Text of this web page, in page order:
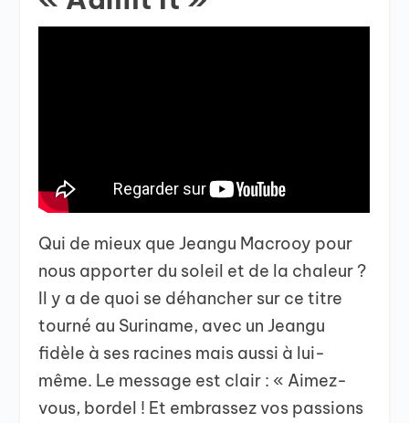
Qui de mieux que Jeangu Macrooy pour
nous apporter du soleil et de la chaleur ?
Il y a de quoi se déhancher sur ce titre
tourné au Suriname, avec un Jeangu
fidèle à ses racines mais aussi à lui-
même. Le message est clair : « Aimez-
vous, bordel ! Et embrassez vos passions